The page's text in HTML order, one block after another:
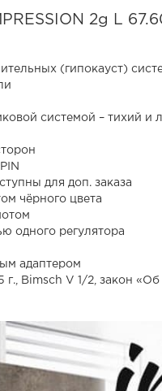
2g L
(гипокауст)
системой – тихий и
для доп. заказа
чёрного цвета
одного регулятора
адаптером
г., Bimsch V 1/2, закон